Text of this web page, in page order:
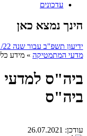
עדכונים
הינך נמצא כאן
ידיעון תשפ"ב עבור שנה 2021/22
מדעי המתמטיקה » מידע
ביה"ס
ביה"ס
עודכן: 26.07.2021